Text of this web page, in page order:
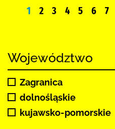
1 2 3 4 5 6 7
Województwo
Zagranica
dolnośląskie
kujawsko-pomorskie